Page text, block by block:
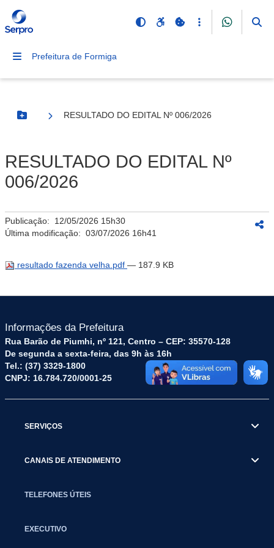
Prefeitura de Formiga
Botão Menu
RESULTADO DO EDITAL Nº 006/2026
RESULTADO DO EDITAL Nº
006/2026
Publicação: 12/05/2026 15h30
Última modificação: 03/07/2026 16h41
resultado fazenda velha.pdf — 187.9 KB
Informações da Prefeitura
Rua Barão de Piumhi, nº 121, Centro – CEP: 35570-128
De segunda a sexta-feira, das 9h às 16h
Tel.: (37) 3329-1800
CNPJ: 16.784.720/0001-25
SERVIÇOS
CANAIS DE ATENDIMENTO
TELEFONES ÚTEIS
EXECUTIVO